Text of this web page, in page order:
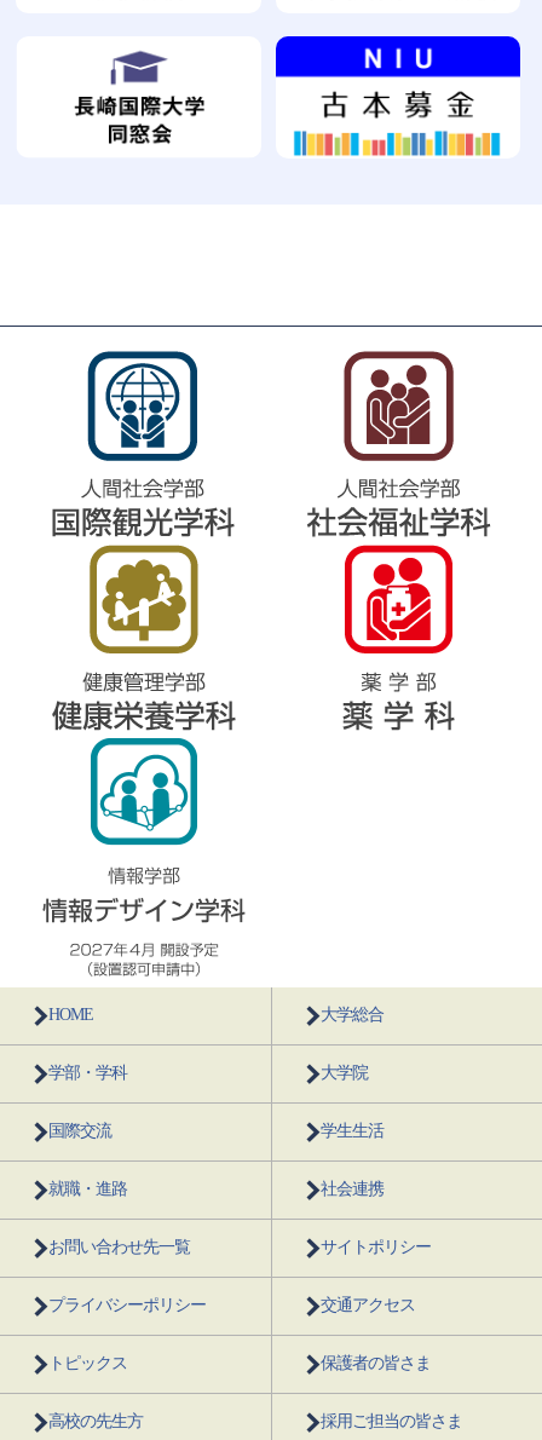
HOME 大学総合
学部・学科 大学院
国際交流 学生生活
就職・進路 社会連携
お問い合わせ先一覧 サイトポリシー
プライバシーポリシー 交通アクセス
トピックス 保護者の皆さま
高校の先生方 採用ご担当の皆さま